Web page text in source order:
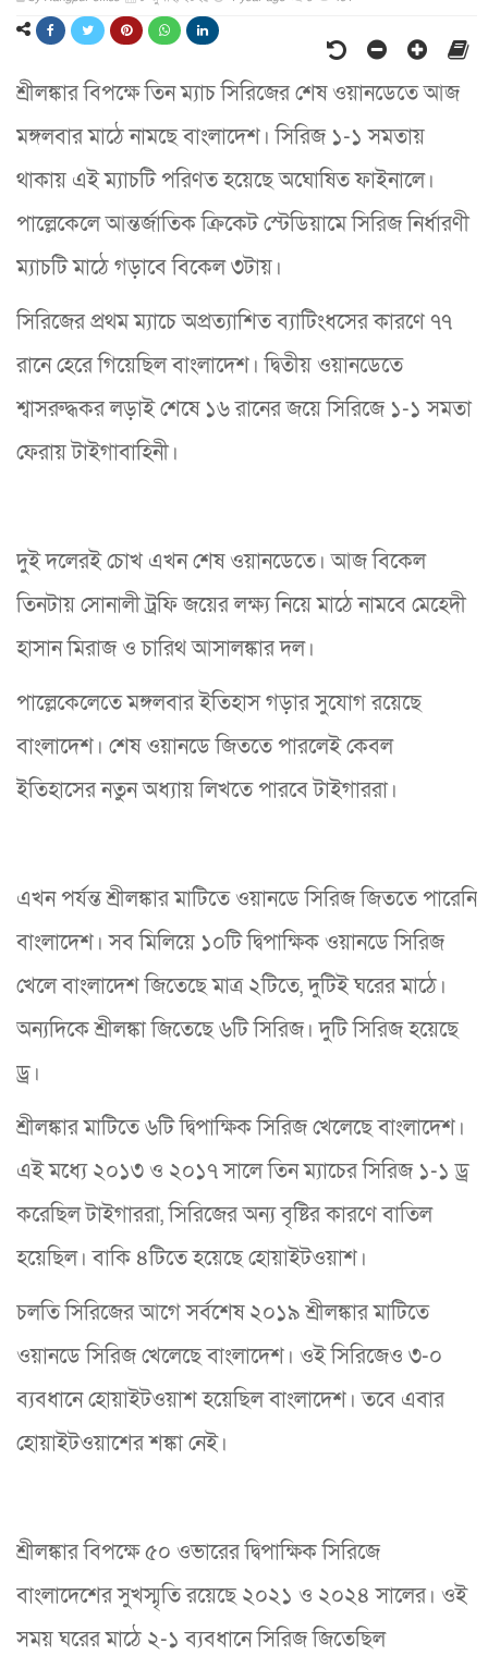
শ্রীলঙ্কার বিপক্ষে তিন ম্যাচ সিরিজের শেষ ওয়ানডেতে আজ
মঙ্গলবার মাঠে নামছে বাংলাদেশ। সিরিজ ১-১ সমতায়
থাকায় এই ম্যাচটি পরিণত হয়েছে অঘোষিত ফাইনালে।
পাল্লেকেলে আন্তর্জাতিক ক্রিকেট স্টেডিয়ামে সিরিজ নির্ধারণী
ম্যাচটি মাঠে গড়াবে বিকেল ৩টায়।
সিরিজের প্রথম ম্যাচে অপ্রত্যাশিত ব্যাটিংধসের কারণে ৭৭
রানে হেরে গিয়েছিল বাংলাদেশ। দ্বিতীয় ওয়ানডেতে
শ্বাসরুদ্ধকর লড়াই শেষে ১৬ রানের জয়ে সিরিজে ১-১ সমতা
ফেরায় টাইগাবাহিনী।
দুই দলেরই চোখ এখন শেষ ওয়ানডেতে। আজ বিকেল
তিনটায় সোনালী ট্রফি জয়ের লক্ষ্য নিয়ে মাঠে নামবে মেহেদী
হাসান মিরাজ ও চারিথ আসালঙ্কার দল।
পাল্লেকেলেতে মঙ্গলবার ইতিহাস গড়ার সুযোগ রয়েছে
বাংলাদেশ। শেষ ওয়ানডে জিততে পারলেই কেবল
ইতিহাসের নতুন অধ্যায় লিখতে পারবে টাইগাররা।
এখন পর্যন্ত শ্রীলঙ্কার মাটিতে ওয়ানডে সিরিজ জিততে পারেনি
বাংলাদেশ। সব মিলিয়ে ১০টি দ্বিপাক্ষিক ওয়ানডে সিরিজ
খেলে বাংলাদেশ জিতেছে মাত্র ২টিতে, দুটিই ঘরের মাঠে।
অন্যদিকে শ্রীলঙ্কা জিতেছে ৬টি সিরিজ। দুটি সিরিজ হয়েছে
ড্র।
শ্রীলঙ্কার মাটিতে ৬টি দ্বিপাক্ষিক সিরিজ খেলেছে বাংলাদেশ।
এই মধ্যে ২০১৩ ও ২০১৭ সালে তিন ম্যাচের সিরিজ ১-১ ড্র
করেছিল টাইগাররা, সিরিজের অন্য বৃষ্টির কারণে বাতিল
হয়েছিল। বাকি ৪টিতে হয়েছে হোয়াইটওয়াশ।
চলতি সিরিজের আগে সর্বশেষ ২০১৯ শ্রীলঙ্কার মাটিতে
ওয়ানডে সিরিজ খেলেছে বাংলাদেশ। ওই সিরিজেও ৩-০
ব্যবধানে হোয়াইটওয়াশ হয়েছিল বাংলাদেশ। তবে এবার
হোয়াইটওয়াশের শঙ্কা নেই।
শ্রীলঙ্কার বিপক্ষে ৫০ ওভারের দ্বিপাক্ষিক সিরিজে
বাংলাদেশের সুখস্মৃতি রয়েছে ২০২১ ও ২০২৪ সালের। ওই
সময় ঘরের মাঠে ২-১ ব্যবধানে সিরিজ জিতেছিল